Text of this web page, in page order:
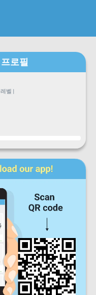
프로필
레벨 |
진행
수 목
토 일